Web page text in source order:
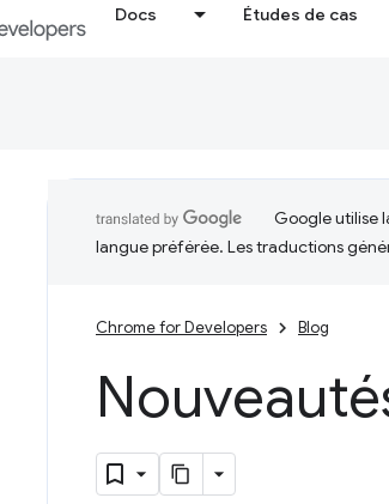
Docs Études de cas
Google utilise
langue préférée. Les traductions
Chrome for Developers Blog